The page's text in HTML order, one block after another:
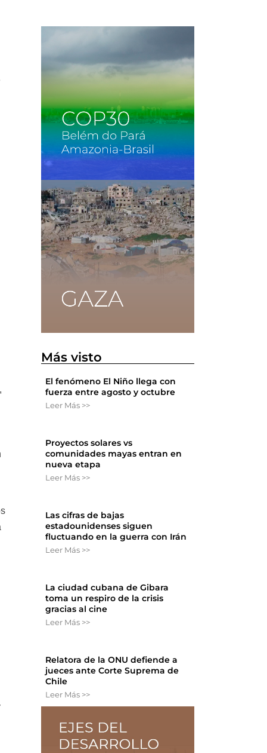
Más visto
El fenómeno El Niño llega con
fuerza entre agosto y octubre
Leer Más >>
Proyectos solares vs
comunidades mayas entran en
nueva etapa
Leer Más >>
Las cifras de bajas
estadounidenses siguen
fluctuando en la guerra con Irán
Leer Más >>
La ciudad cubana de Gibara
toma un respiro de la crisis
gracias al cine
Leer Más >>
Relatora de la ONU defiende a
jueces ante Corte Suprema de
Chile
Leer Más >>